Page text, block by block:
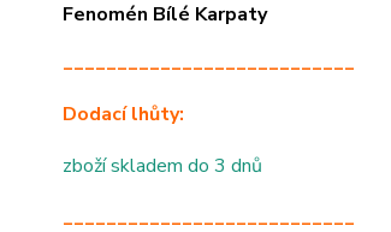
Fenomén Bílé Karpaty
___________________________
Dodací lhůty:
zboží skladem do 3 dnů
___________________________